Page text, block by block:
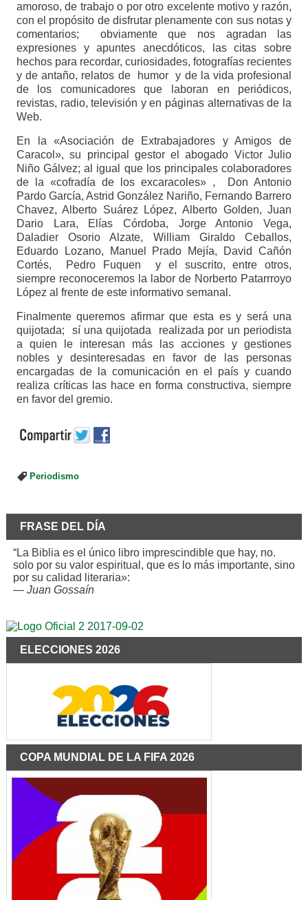
amoroso, de trabajo o por otro excelente motivo y razón,
con el propósito de disfrutar plenamente con sus notas y
comentarios; obviamente que nos agradan las
expresiones y apuntes anecdóticos, las citas sobre
hechos para recordar, curiosidades, fotografías recientes
y de antaño, relatos de humor y de la vida profesional
de los comunicadores que laboran en periódicos,
revistas, radio, televisión y en páginas alternativas de la
Web.
En la «Asociación de Extrabajadores y Amigos de
Caracol», su principal gestor el abogado Victor Julio
Niño Gálvez; al igual que los principales colaboradores
de la «cofradía de los excaracoles» , Don Antonio
Pardo García, Astrid González Nariño, Fernando Barrero
Chavez, Alberto Suárez López, Alberto Golden, Juan
Dario Lara, Elías Córdoba, Jorge Antonio Vega,
Daladier Osorio Alzate, William Giraldo Ceballos,
Eduardo Lozano, Manuel Prado Mejía, David Cañón
Cortés, Pedro Fuquen y el suscrito, entre otros,
siempre reconoceremos la labor de Norberto Patarrroyo
López al frente de este informativo semanal.
Finalmente queremos afirmar que esta es y será una
quijotada; sí una quijotada realizada por un periodista
a quien le interesan más las acciones y gestiones
nobles y desinteresadas en favor de las personas
encargadas de la comunicación en el país y cuando
realiza críticas las hace en forma constructiva, siempre
en favor del gremio.
Periodismo
FRASE DEL DÍA
“La Biblia es el único libro imprescindible que hay, no.
solo por su valor espiritual, que es lo más importante, sino
por su calidad literaria»:
— Juan Gossaín
ELECCIONES 2026
COPA MUNDIAL DE LA FIFA 2026